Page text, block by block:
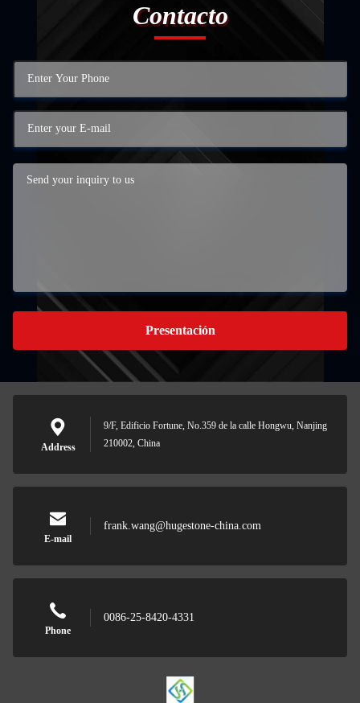
Contacto
Presentación
Address
9/F, Edificio Fortune, No.359 de la calle Hongwu, Nanjing
210002, China
E-mail
frank.wang@hugestone-china.com
Phone
0086-25-8420-4331